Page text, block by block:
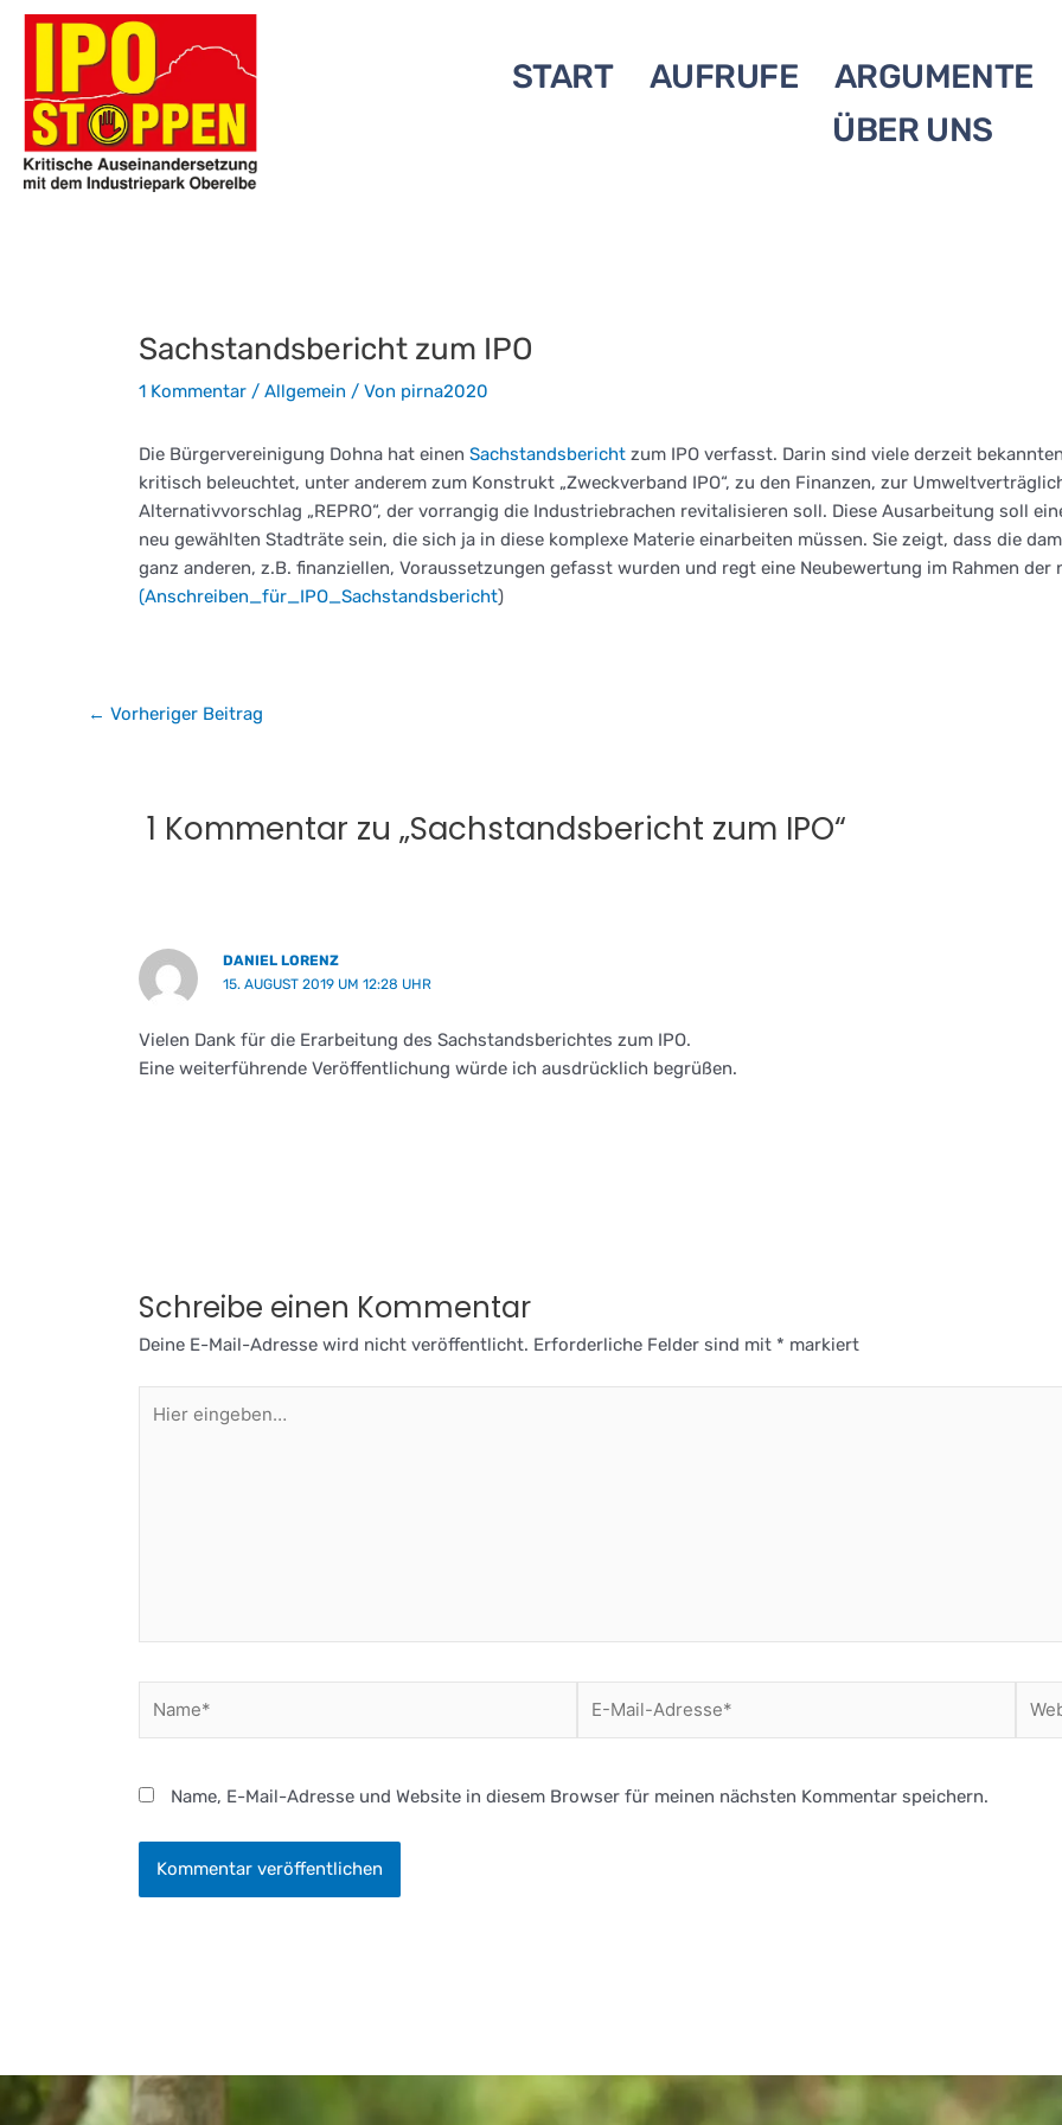
Zum
START AUFRUFE
ARGUMENTE
ÜBER UNS
Sachstandsbericht zum IPO
1 Kommentar / Allgemein / Von pirna2020
Die Bürgervereinigung Dohna hat einen Sachstandsbericht zum IPO verfasst. Darin sind viele derzeit
kritisch beleuchtet, unter anderem zum Konstrukt „Zweckverband IPO“, zu den Finanzen, zur
Alternativvorschlag „REPRO“, der vorrangig die Industriebrachen revitalisieren soll. Diese Ausarbeitung soll
neu gewählten Stadträte sein, die sich ja in diese komplexe Materie einarbeiten müssen. Sie zeigt, dass die
ganz anderen, z.B. finanziellen, Voraussetzungen gefasst wurden und regt eine Neubewertung im Rahmen der
(Anschreiben_für_IPO_Sachstandsbericht)
← Vorheriger Beitrag
1 Kommentar zu „Sachstandsbericht zum IPO“
DANIEL LORENZ
15. AUGUST 2019 UM 12:28 UHR
Vielen Dank für die Erarbeitung des Sachstandsberichtes zum IPO.
Eine weiterführende Veröffentlichung würde ich ausdrücklich begrüßen.
Schreibe einen Kommentar
Deine E-Mail-Adresse wird nicht veröffentlicht. Erforderliche Felder sind mit * markiert
eingeben…
Mail-
Name, E-Mail-Adresse und Website in diesem Browser für meinen nächsten Kommentar speichern.